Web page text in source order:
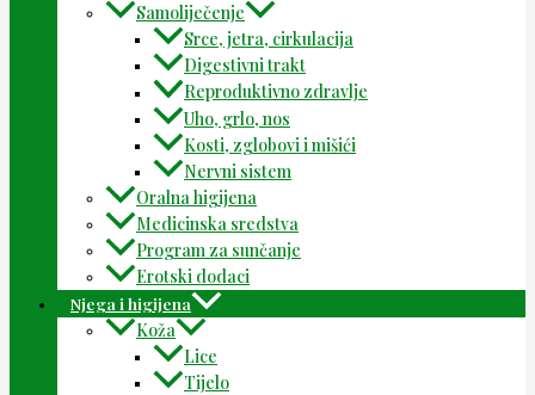
Samoliječenje
Srce, jetra, cirkulacija
Digestivni trakt
Reproduktivno zdravlje
Uho, grlo, nos
Kosti, zglobovi i mišići
Nervni sistem
Oralna higijena
Medicinska sredstva
Program za sunčanje
Erotski dodaci
Njega i higijena
Koža
Lice
Tijelo